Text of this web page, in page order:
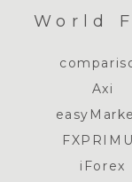
World
Axi
iForex